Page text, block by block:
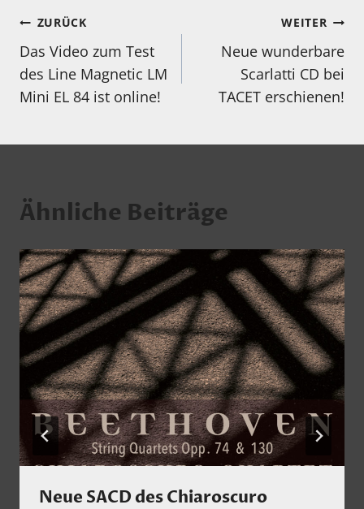
Beitragsnavigation
ZURÜCK
Das Video zum Test
des Line Magnetic LM
Mini EL 84 ist online!
WEITER
Neue wunderbare
Scarlatti CD bei
TACET erschienen!
Ähnliche Beiträge
Neue SACD des Chiaroscuro